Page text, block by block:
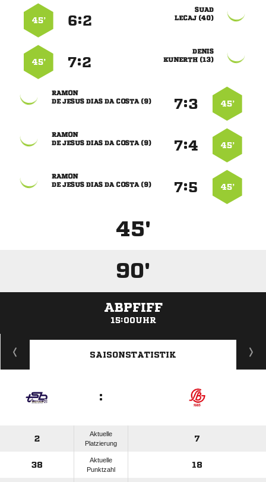

 
:
45’

 
:
45’
45’
:

     
45’
:

     
45’
:

     
45'
90'
ABPFIFF
15:00UHR
ANZEIGE
SAISONSTATISTIK
:
2
Aktuelle
Platzierung
7
38
Aktuelle
Punktzahl
18